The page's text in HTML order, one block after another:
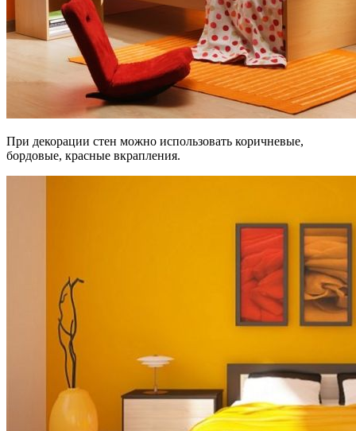
При декорации стен можно использовать коричневые,
бордовые, красные вкрапления.